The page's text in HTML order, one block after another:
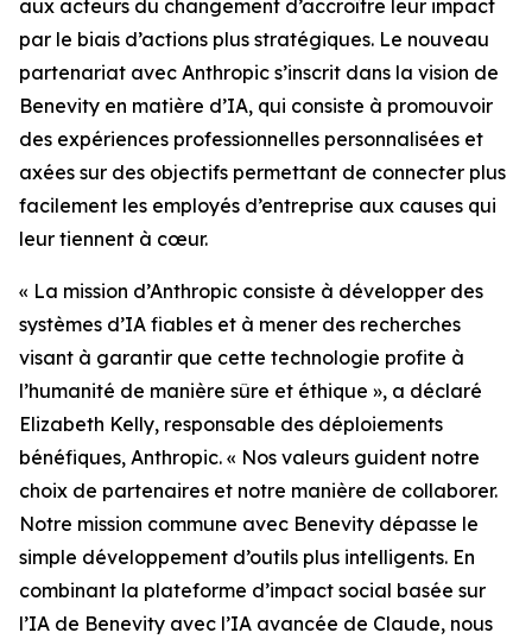
aux acteurs du changement d’accroître leur impact
par le biais d’actions plus stratégiques. Le nouveau
partenariat avec Anthropic s’inscrit dans la vision de
Benevity en matière d’IA, qui consiste à promouvoir
des expériences professionnelles personnalisées et
axées sur des objectifs permettant de connecter plus
facilement les employés d’entreprise aux causes qui
leur tiennent à cœur.
« La mission d’Anthropic consiste à développer des
systèmes d’IA fiables et à mener des recherches
visant à garantir que cette technologie profite à
l’humanité de manière sûre et éthique », a déclaré
Elizabeth Kelly, responsable des déploiements
bénéfiques, Anthropic. « Nos valeurs guident notre
choix de partenaires et notre manière de collaborer.
Notre mission commune avec Benevity dépasse le
simple développement d’outils plus intelligents. En
combinant la plateforme d’impact social basée sur
l’IA de Benevity avec l’IA avancée de Claude, nous